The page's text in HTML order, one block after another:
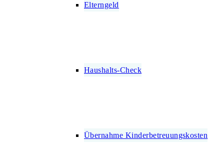
Elterngeld
Haushalts-Check
Übernahme Kinderbetreuungskosten